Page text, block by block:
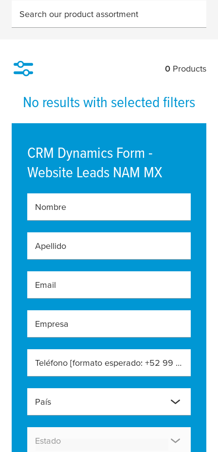
Search our product assortment
0 Products
No results with selected filters
CRM Dynamics Form -
Website Leads NAM MX
Nombre
Apellido
Email
Empresa
Teléfono [formato esperado: +52 99 99 99 9999]
País
Estado